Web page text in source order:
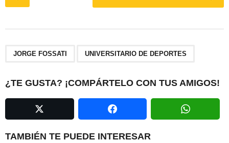
i
n
t
i
JORGE FOSSATI UNIVERSITARIO DE DEPORTES
¿TE GUSTA? ¡COMPÁRTELO CON TUS AMIGOS!
TAMBIÉN TE PUEDE INTERESAR